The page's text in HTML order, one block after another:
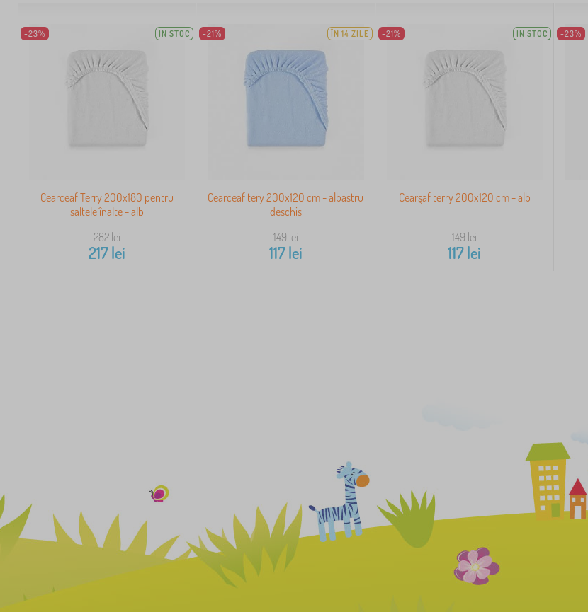
-23% IN STOC
Cearceaf Terry 200x180 pentru
saltele înalte - alb
282lei
217lei
-21% ÎN 14 ZILE
Cearceaf tery 200x120 cm - albastru
deschis
149lei
117lei
-21% IN STOC
Cearşaf terry 200x120 cm - alb
149lei
117lei
-23%